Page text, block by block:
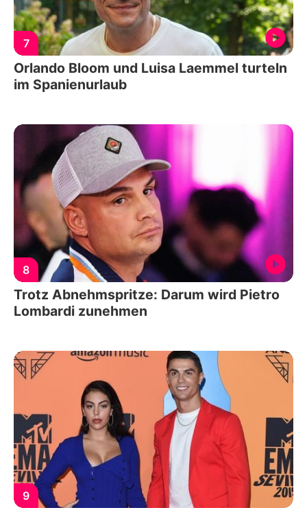
7
Orlando Bloom und Luisa Laemmel turteln
im Spanienurlaub
8
Trotz Abnehmspritze: Darum wird Pietro
Lombardi zunehmen
9